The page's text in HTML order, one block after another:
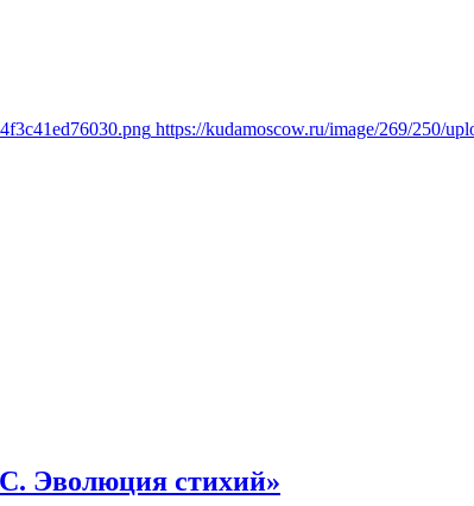
https://kudamoscow.ru/image/269/250/
Эволюция стихий»